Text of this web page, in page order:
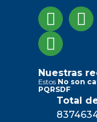
Nuestras
Estos No son
PQRSDF
Total